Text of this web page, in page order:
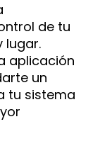
de tu
lugar.
aplicación
un
tu sistema